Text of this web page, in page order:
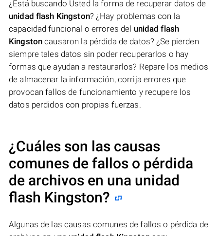
¿Está buscando Usted la forma de recuperar datos de
unidad flash Kingston? ¿Hay problemas con la
capacidad funcional o errores del unidad flash
Kingston causaron la pérdida de datos? ¿Se pierden
siempre tales datos sin poder recuperarlos o hay
formas que ayudan a restaurarlos? Repare los medios
de almacenar la información, corrija errores que
provocan fallos de funcionamiento y recupere los
datos perdidos con propias fuerzas.
¿Cuáles son las causas
comunes de fallos o pérdida
de archivos en una unidad
flash Kingston?
Algunas de las causas comunes de fallos o pérdida de